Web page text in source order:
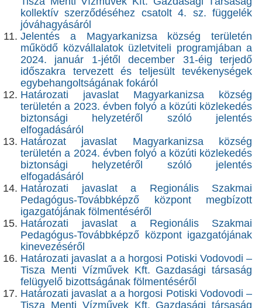
kollektív szerződéséhez csatolt 4. sz. függelék
jóváhagyásáról
Jelentés a Magyarkanizsa község területén
működő közvállalatok üzletviteli programjában a
2024. január 1-jétől december 31-éig terjedő
időszakra tervezett és teljesült tevékenységek
egybehangoltságának fokáról
Határozati javaslat Magyarkanizsa község
területén a 2023. évben folyó a közúti közlekedés
biztonsági helyzetéről szóló jelentés
elfogadásáról
Határozat javaslat Magyarkanizsa község
területén a 2024. évben folyó a közúti közlekedés
biztonsági helyzetéről szóló jelentés
elfogadásáról
Határozati javaslat a Regionális Szakmai
Pedagógus-Továbbképző központ megbízott
igazgatójának fölmentéséről
Határozati javaslat a Regionális Szakmai
Pedagógus-Továbbképző központ igazgatójának
kinevezéséről
Határozati javaslat a a horgosi Potiski Vodovodi –
Tisza Menti Vízművek Kft. Gazdasági társaság
felügyelő bizottságának fölmentéséről
Határozati javaslat a a horgosi Potiski Vodovodi –
Tisza Menti Vízművek Kft. Gazdasági társaság